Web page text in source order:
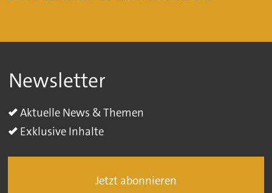
Newsletter
Aktuelle News & Themen
Exklusive Inhalte
Jetzt abonnieren